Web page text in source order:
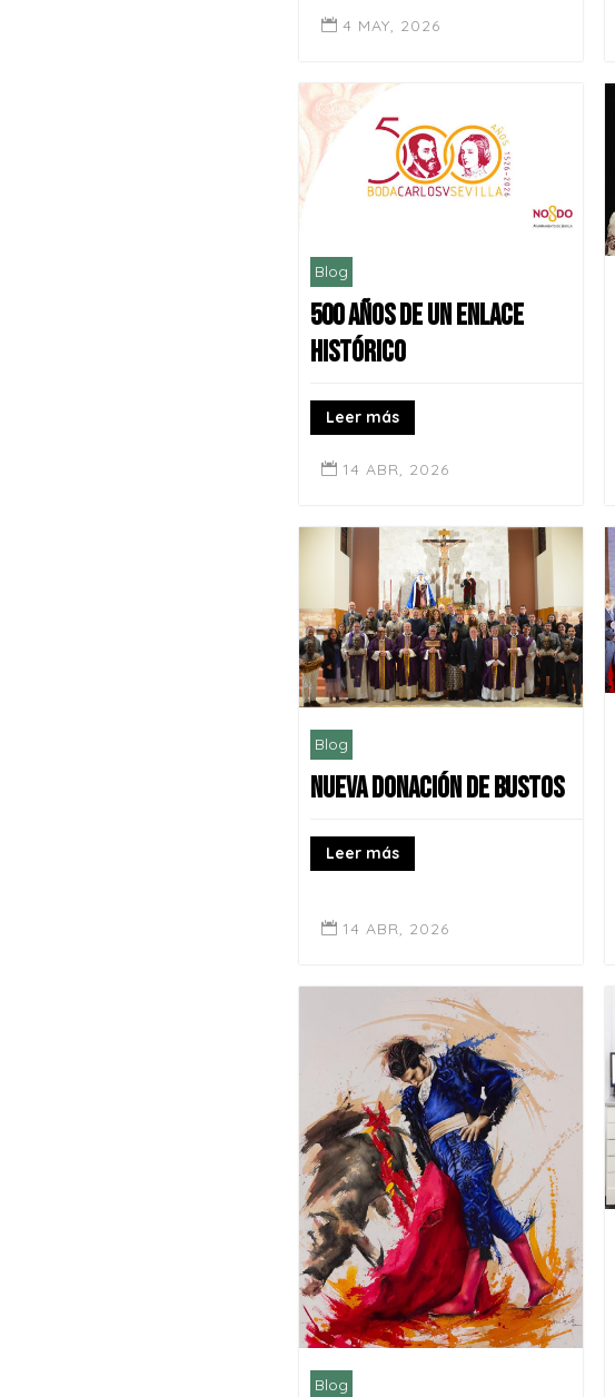
 4 MAY, 2026
Blog
500 AÑOS DE UN ENLACE
HISTÓRICO
Leer más
 14 ABR, 2026
Blog
NUEVA DONACIÓN DE BUSTOS
Leer más
 14 ABR, 2026
Blog